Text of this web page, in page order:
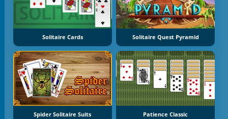
Solitaire Cards Solitaire Quest Pyramid
Spider Solitaire Suits Patience Classic